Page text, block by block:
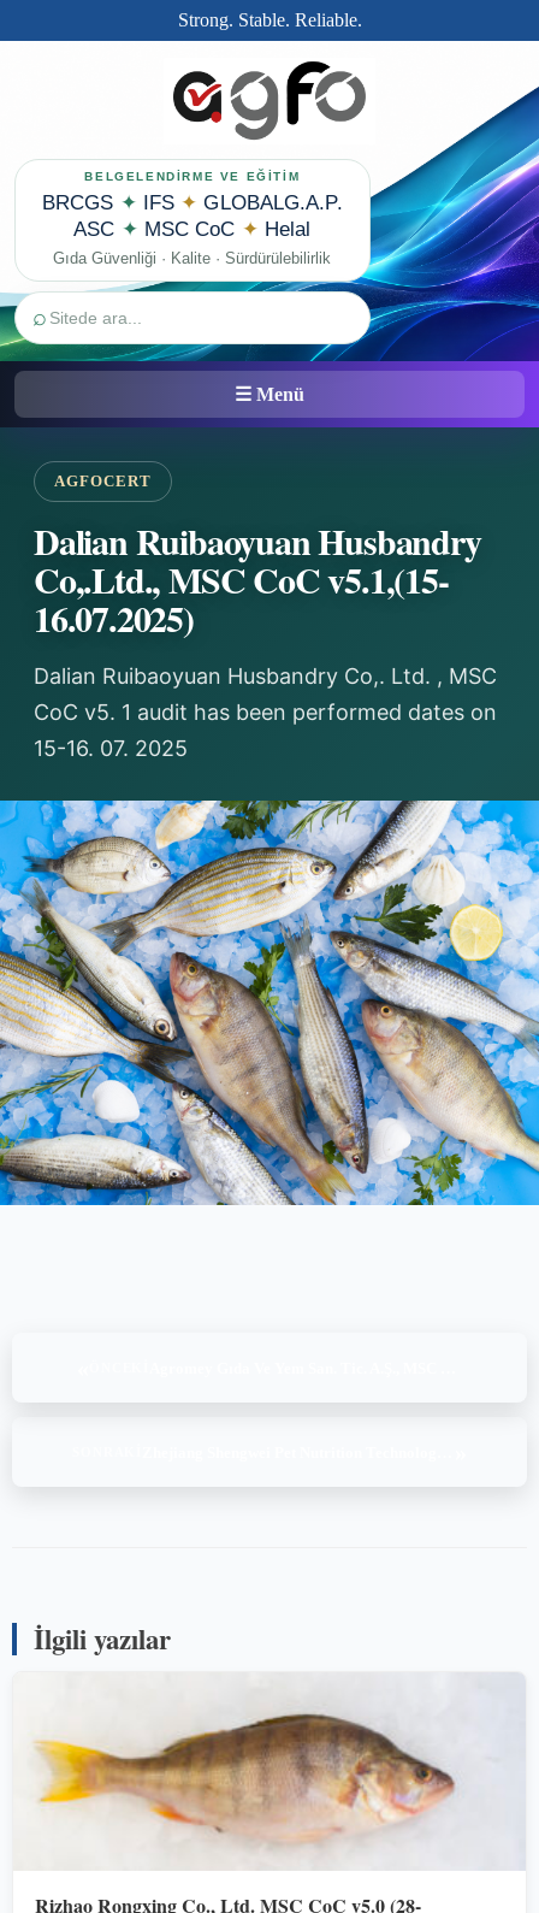
Strong. Stable. Reliable.
BELGELENDİRME VE EĞİTİM
BRCGS ✦ IFS ✦ GLOBALG.A.P.
ASC ✦ MSC CoC ✦ Helal
Gıda Güvenliği · Kalite · Sürdürülebilirlik
⌕
☰ Menü
AGFOCERT
Dalian Ruibaoyuan Husbandry
Co,.Ltd., MSC CoC v5.1,(15-
16.07.2025)
Dalian Ruibaoyuan Husbandry Co,. Ltd. , MSC
CoC v5. 1 audit has been performed dates on
15-16. 07. 2025
İlgili yazılar
Rizhao Rongxing Co., Ltd. MSC CoC v5.0 (28-